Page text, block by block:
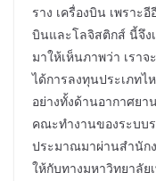
ราง เครื่องบิน เพราะ
บินและโลจิสติกส์ นี้จึง
มาให้เห็นภาพว่า เรา
ได้การลงทุนประเภทไ
อย่างทั้งด้านอากาศยา
คณะทำงานของระบบ
ประมาณมาผ่านสำนัก
ให้กับทางมหาวิทยาลั